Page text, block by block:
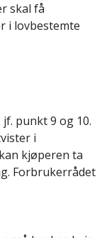
skal få
i lovbestemte
punkt 9 og 10.
i
kjøperen ta
Forbrukerrådet